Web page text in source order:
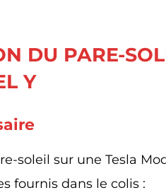
DU PARE-
Y
soleil sur une Tesla
fournis dans le colis :